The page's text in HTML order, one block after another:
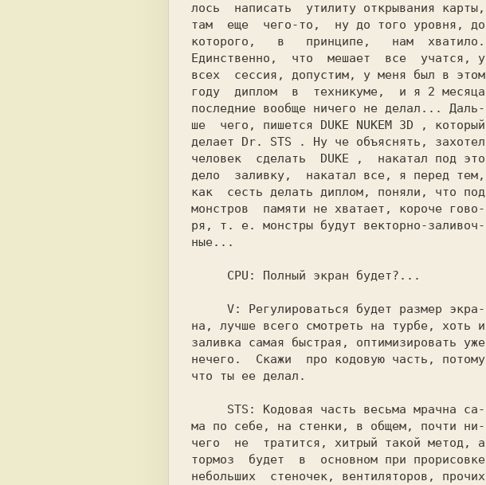
лось  написать  утилиту открывания карты,
там  еще  чего-то,  ну до того уровня, до
которого,   в   принципе,   нам  хватило.
Единственно,  что  мешает  все  учатся, у
всех  сессия, допустим, у меня был в этом
году  диплом  в  техникуме,  и я 2 месяца
последние вообще ничего не делал... Даль-
ше  чего, пишется DUKE NUKEM 3D
, который
делает Dr. STS
. Ну че объяснять, захотел
человек  сделать DUKE
,  накатал под это
дело  заливку,  накатал все, я перед тем,
как  сесть делать диплом, поняли, что под
монстров  памяти не хватает, короче гово-
ря, т. е. монстры будут векторно-заливоч-
ные...
     CPU:
Полный экран будет?...
     V:
Регулироваться будет размер экра-
на, лучше всего смотреть на турбе, хоть и
заливка самая быстрая, оптимизировать уже
нечего.  Скажи  про кодовую часть, потому
что ты ее делал.
     STS:
Кодовая часть весьма мрачна са-
ма по себе, на стенки, в общем, почти ни-
чего  не  тратится, хитрый такой метод, а
тормоз  будет  в  основном при прорисовке
небольших  стеночек, вентиляторов, прочих